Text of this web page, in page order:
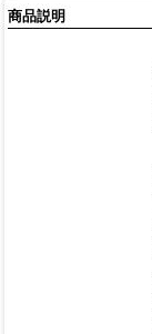
商品説明